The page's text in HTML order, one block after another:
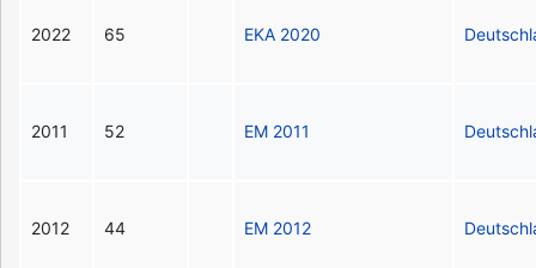
2022 65 EKA 2020
2011 52 EM 2011
2012 44 EM 2012